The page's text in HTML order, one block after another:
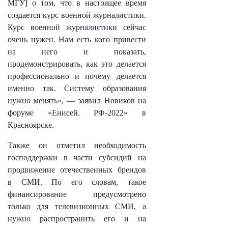
МГУ] о том, что в настоящее время
создается курс военной журналистики.
Курс военной журналистики сейчас
очень нужен. Нам есть кого привести
на него и показать,
продемонстрировать, как это делается
профессионально и почему делается
именно так. Систему образования
нужно менять», — заявил Новиков на
форуме «Енисей. РФ-2022» в
Красноярске.
Также он отметил необходимость
господдержки в части субсидий на
продвижение отечественных брендов
в СМИ. По его словам, такое
финансирование предусмотрено
только для телевизионных СМИ, а
нужно распространить его и на